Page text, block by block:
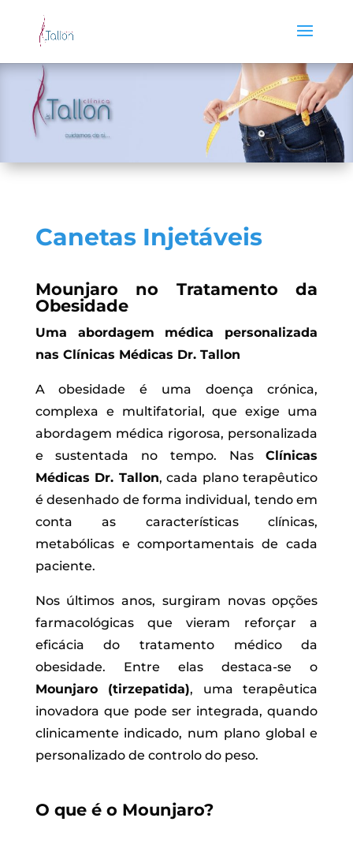
Canetas Injetáveis
Mounjaro no Tratamento da
Obesidade
Uma abordagem médica personalizada
nas Clínicas Médicas Dr. Tallon
A obesidade é uma doença crónica,
complexa e multifatorial, que exige uma
abordagem médica rigorosa, personalizada
e sustentada no tempo. NasClínicas
Médicas Dr. Tallon, cada plano terapêutico
é desenhado de forma individual, tendo em
conta as características clínicas,
metabólicas e comportamentais de cada
paciente.
Nos últimos anos, surgiram novas opções
farmacológicas que vieram reforçar a
eficácia do tratamento médico da
obesidade. Entre elas destaca-se o
Mounjaro (tirzepatida), uma terapêutica
inovadora que pode ser integrada, quando
clinicamente indicado, num plano global e
personalizado de controlo do peso.
O que é o Mounjaro?